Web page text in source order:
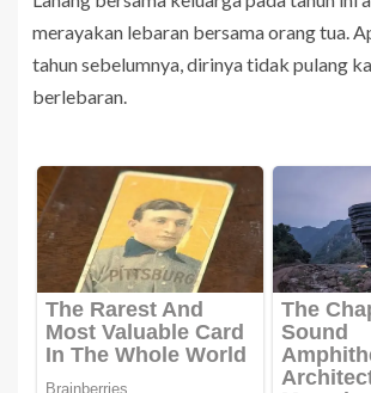
merayakan lebaran bersama orang tua.
tahun sebelumnya, dirinya tidak pulang
berlebaran.